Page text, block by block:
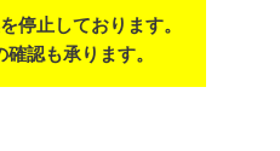
停止しております。
認も承ります。